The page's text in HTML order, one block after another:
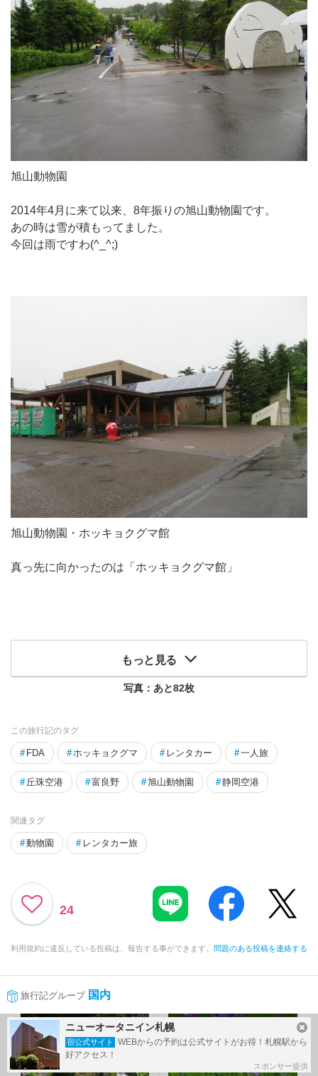
旭山動物園
2014年4月に来て以来、8年振りの旭山動物園です。
あの時は雪が積もってました。
今回は雨ですわ(^_^;)
旭山動物園・ホッキョクグマ館
真っ先に向かったのは「ホッキョクグマ館」
もっと見る
写真：あと82枚
この旅行記のタグ
# FDA # ホッキョクグマ # レンタカー #一人旅
# 丘珠空港 #富良野 #旭山動物園 #静岡空港
関連タグ
#動物園 # レンタカー旅
24
利用規約に違反している投稿は、報告する事ができます。 問題のある投稿を連絡する
旅行記グループ 国内
前の旅行記ニューオータニイン札幌
宿公式サイト
WEBからの予約は公式サイトがお得！札幌駅から
好アクセス！
スポンサー提供